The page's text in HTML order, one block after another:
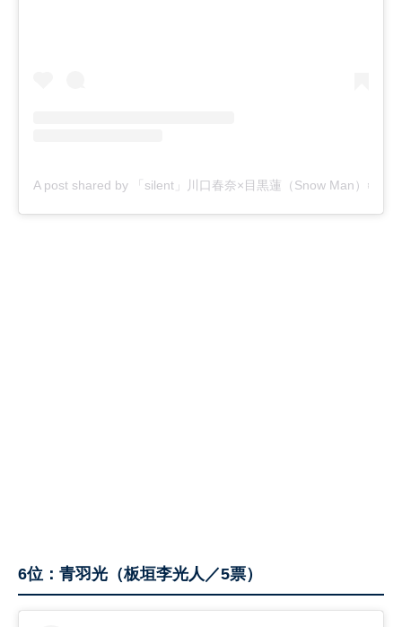
A post shared by 「silent」川口春奈×目黒蓮（Snow Man）❄️毎
6位：青羽光（板垣李光人／5票）